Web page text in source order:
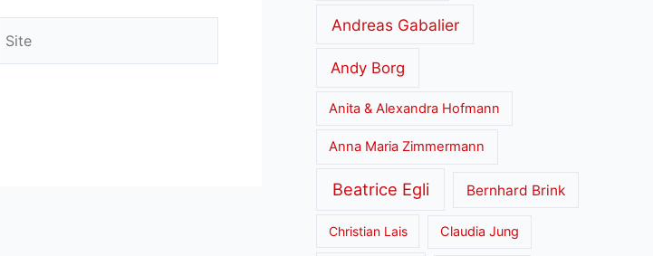
Andreas Gabalier
Andy Borg
Anita & Alexandra Hofmann
Anna Maria Zimmermann
Beatrice Egli Bernhard Brink
Christian Lais Claudia Jung